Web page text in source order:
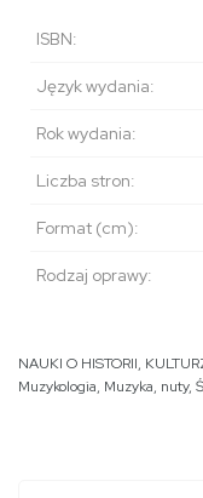
ISBN:
Język wydania:
Rok wydania:
Liczba stron:
Format (cm):
Rodzaj oprawy:
NAUKI O HISTORII,
Muzykologia, Muzyka, nuty,